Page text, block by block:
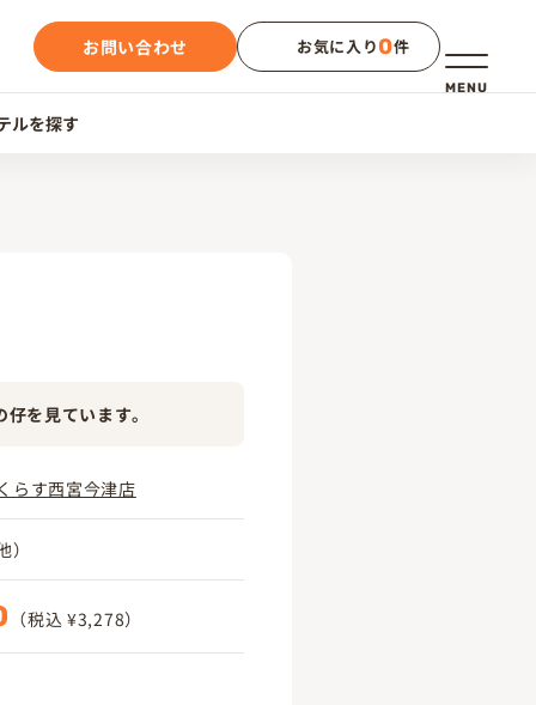
メニュー
MENU
お問い合わせ お気に入り0件
ルを探す
を見ています。
らす西宮今津店
（税込 ¥3,278）